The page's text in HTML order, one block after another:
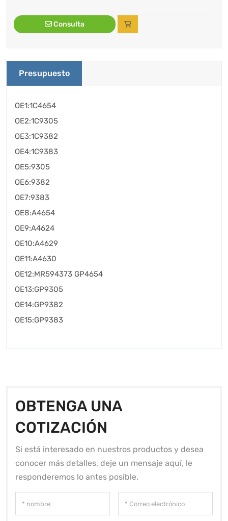
Consulta
Presupuesto
OE1:1C4654
OE2:1C9305
OE3:1C9382
OE4:1C9383
OE5:9305
OE6:9382
OE7:9383
OE8:A4654
OE9:A4624
OE10:A4629
OE11:A4630
OE12:MR594373 GP4654
OE13:GP9305
OE14:GP9382
OE15:GP9383
OBTENGA UNA
COTIZACIÓN
Si está interesado en nuestros productos y desea
conocer más detalles, deje un mensaje aquí, le
responderemos lo antes posible.